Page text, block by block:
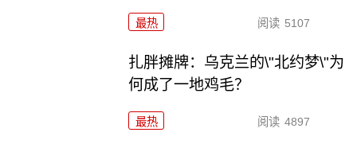
最热 阅读 5107
扎胖摊牌：乌克兰的\"北约梦\"为
何成了一地鸡毛？
最热 阅读 4897